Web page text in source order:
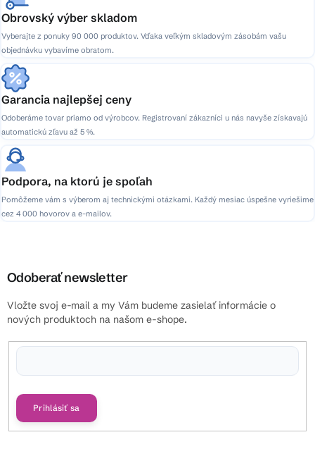
Obrovský výber skladom
Vyberajte z ponuky 90 000 produktov. Vďaka veľkým skladovým zásobám vašu
objednávku vybavíme obratom.
Garancia najlepšej ceny
Odoberáme tovar priamo od výrobcov. Registrovaní zákazníci u nás navyše získavajú
automatickú zľavu až 5 %.
Podpora, na ktorú je spoľah
Pomôžeme vám s výberom aj technickými otázkami. Každý mesiac úspešne vyriešime
cez 4 000 hovorov a e-mailov.
Odoberať newsletter
Vložte svoj e-mail a my Vám budeme zasielať informácie o
nových produktoch na našom e-shope.
Prihlásiť sa